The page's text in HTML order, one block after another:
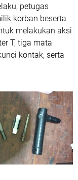
petugas
korban beserta
melakukan aksi
T, tiga mata
kontak, serta